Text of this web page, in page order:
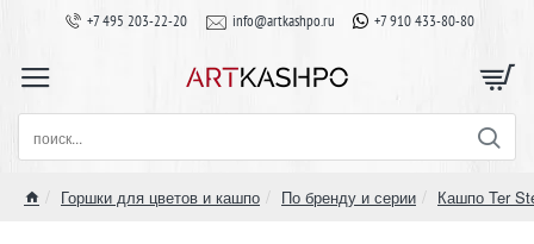
+7 495 203-22-20 info@artkashpo.ru +7 910 433-80-80
поиск...
Горшки для цветов и кашпо По бренду и серии Кашпо Ter